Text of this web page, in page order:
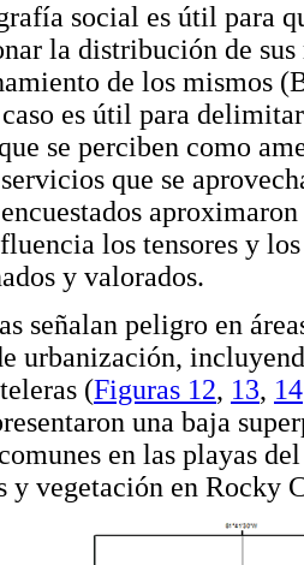
social es útil para
la distribución de
de los mismos
es útil para
se perciben como
que se
los tensores y
y valorados.
señalan peligro en
urbanización,
(Figuras 12, 13, 14
una baja
en las playas
y vegetación en Rocky